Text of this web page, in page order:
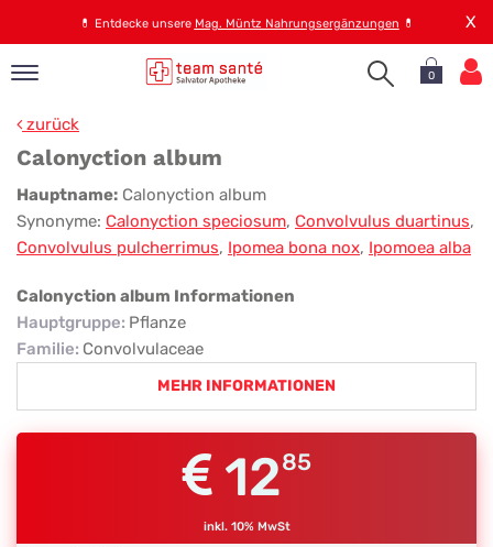
💊 Entdecke unsere Mag. Müntz Nahrungsergänzungen 💊 X
0
zurück
Calonyction album
Calonyction
album
Hauptname: Calonyction album
Synonyme: Calonyction speciosum, Convolvulus duartinus,
Convolvulus pulcherrimus, Ipomea bona nox, Ipomoea alba
Calonyction album Informationen
Hauptgruppe: Pflanze
Familie: Convolvulaceae
MEHR INFORMATIONEN
1285
inkl. 10% MwSt